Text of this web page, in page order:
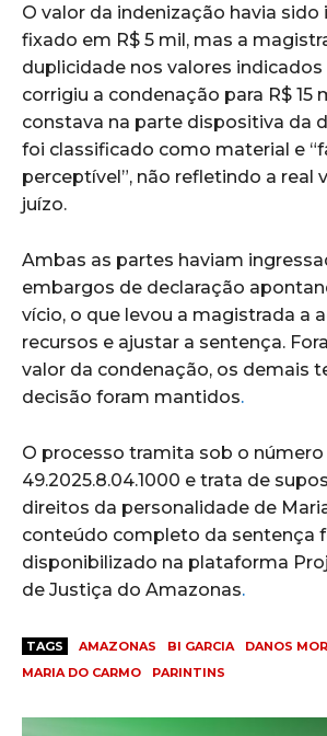
O valor da indenização havia
fixado em R$ 5 mil, mas a
duplicidade nos valores
corrigiu a condenação para R$ 15
constava na parte dispositiva da
foi classificado como material e
perceptível”, não refletindo a real
juízo.
Ambas as partes haviam
embargos de declaração
vício, o que levou a magistrada a
recursos e ajustar a sentença.
valor da condenação, os demais
decisão foram mantidos.
O processo tramita sob o número
49.2025.8.04.1000 e trata de
direitos da personalidade de
conteúdo completo da sentença
disponibilizado na plataforma
de Justiça do Amazonas.
TAGS AMAZONAS BI GARCIA DANOS
MARIA DO CARMO
PARINTINS